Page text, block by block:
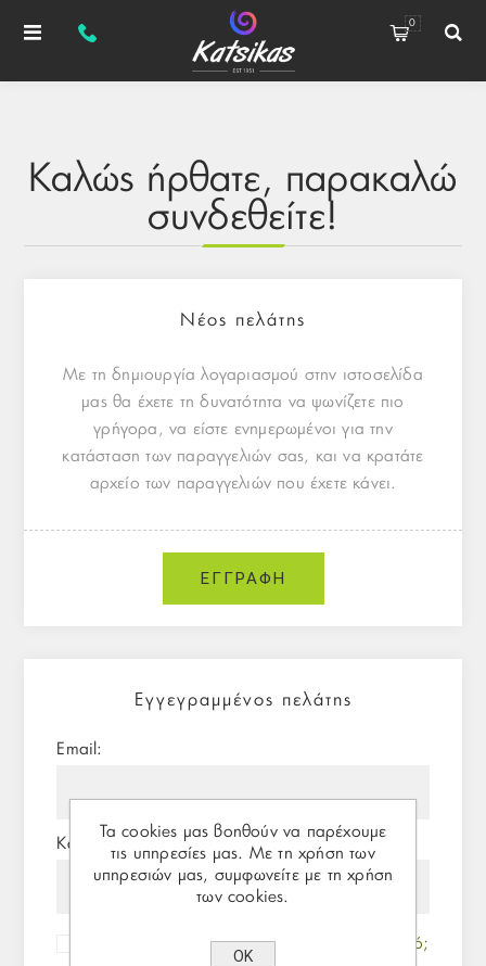
0
Καλώς ήρθατε, παρακαλώ
συνδεθείτε!
Νέος πελάτης
Με τη δημιουργία λογαριασμού στην ιστοσελίδα
μας θα έχετε τη δυνατότητα να ψωνίζετε πιο
γρήγορα, να είστε ενημερωμένοι για την
κατάσταση των παραγγελιών σας, και να κρατάτε
αρχείο των παραγγελιών που έχετε κάνει.
Εγγεγραμμένος πελάτης
Email:
Κωδικός:
Ξεχάσατε τον κωδικό;
Τα cookies μας βοηθούν να παρέχουμε
τις υπηρεσίες μας. Με τη χρήση των
υπηρεσιών μας, συμφωνείτε με τη χρήση
των cookies.
ΟΚ